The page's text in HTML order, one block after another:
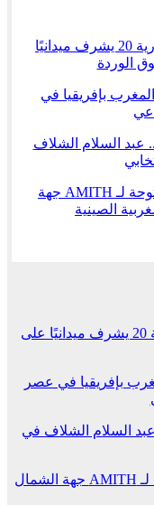
طنجة..قائد الملحقة الإدارية 20 يشرف ميدانيًا
الوردة
بإفريقيا في
عبد السلام الشلاف
نجاح لافت للأبواب المفتوحة لـ AMITH جهة
الصينية
طنجة..قائد الملحقة الإدارية 20 يشرف ميدانيًا على
بإفريقيا في عصر
السلام الشلاف في
نجاح لافت للأبواب المفتوحة لـ AMITH جهة الشمال